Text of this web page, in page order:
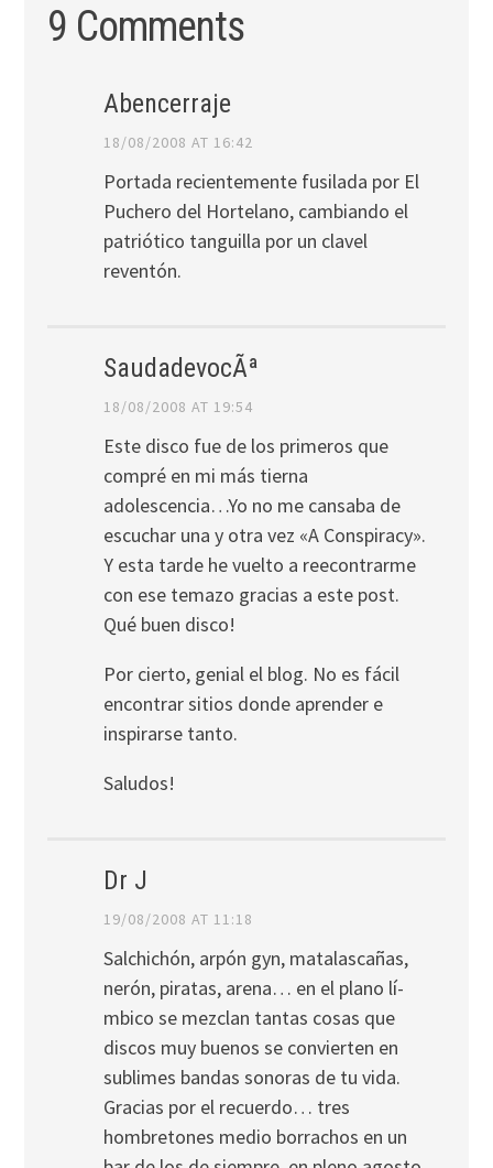
9 Comments
Abencerraje
18/08/2008 AT 16:42
Portada recientemente fusilada por El
Puchero del Hortelano, cambiando el
patriótico tanguilla por un clavel
reventón.
SaudadevocÃª
18/08/2008 AT 19:54
Este disco fue de los primeros que
compré en mi más tierna
adolescencia…Yo no me cansaba de
escuchar una y otra vez «A Conspiracy».
Y esta tarde he vuelto a reecontrarme
con ese temazo gracias a este post.
Qué buen disco!
Por cierto, genial el blog. No es fácil
encontrar sitios donde aprender e
inspirarse tanto.
Saludos!
Dr J
19/08/2008 AT 11:18
Salchichón, arpón gyn, matalascañas,
nerón, piratas, arena… en el plano lí­
mbico se mezclan tantas cosas que
discos muy buenos se convierten en
sublimes bandas sonoras de tu vida.
Gracias por el recuerdo… tres
hombretones medio borrachos en un